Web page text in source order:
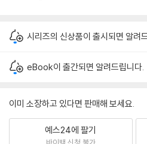
시리즈의 신상품이 출시되면 알려
eBook이 출간되면 알려드립니다.
이미 소장하고 있다면 판매해 보세요.
예스24에 팔기